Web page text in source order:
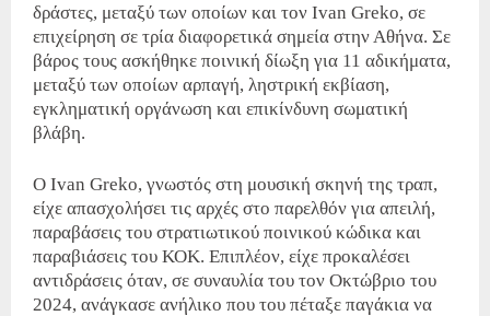
δράστες, μεταξύ των οποίων και τον Ivan Greko, σε
επιχείρηση σε τρία διαφορετικά σημεία στην Αθήνα. Σε
βάρος τους ασκήθηκε ποινική δίωξη για 11 αδικήματα,
μεταξύ των οποίων αρπαγή, ληστρική εκβίαση,
εγκληματική οργάνωση και επικίνδυνη σωματική
βλάβη.
Ο Ivan Greko, γνωστός στη μουσική σκηνή της τραπ,
είχε απασχολήσει τις αρχές στο παρελθόν για απειλή,
παραβάσεις του στρατιωτικού ποινικού κώδικα και
παραβιάσεις του ΚΟΚ. Επιπλέον, είχε προκαλέσει
αντιδράσεις όταν, σε συναυλία του τον Οκτώβριο του
2024, ανάγκασε ανήλικο που του πέταξε παγάκια να